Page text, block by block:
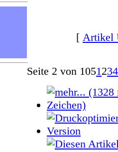
[ Artikel
Seite 2 von 1051 234